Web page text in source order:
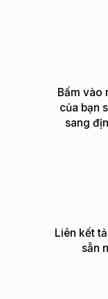
Bấm vào
của bạn
sang
Liên kết
sẵn